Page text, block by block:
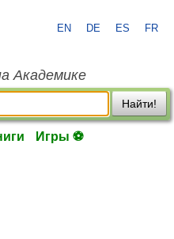
EN DE ES FR
Академике
Найти!
Игры ⚽